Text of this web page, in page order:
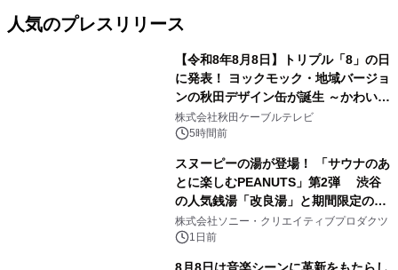
人気のプレスリリース
【令和8年8月8日】トリプル「8」の日
に発表！ ヨックモック・地域バージョ
ンの秋田デザイン缶が誕生 ～かわいい
秋田犬の子犬と秋田の四季と名所を巡
るパッケージ～ 9月1日(火)秋田県内で
株式会社秋田ケーブルテレビ
5時間前
スヌーピーの湯が登場！ 「サウナのあ
とに楽しむPEANUTS」第2弾 渋谷
の人気銭湯「改良湯」と期間限定のコ
ラボレーション サウナイキタイコラ
ボグッズも発売決定！
株式会社ソニー・クリエイティブプロダクツ
1日前